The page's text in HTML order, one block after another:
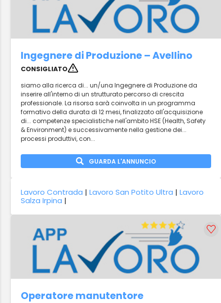
Ingegnere di Produzione – Avellino
CONSIGLIATO
siamo alla ricerca di... un/una Ingegnere di Produzione da
inserire all'interno di un strutturato percorso di crescita
professionale. La risorsa sarà coinvolta in un programma
formativo della durata di 12 mesi, finalizzato all'acquisizione
di... competenze specialistiche nell'ambito HSE (Health, Safety
& Environment) e successivamente nella gestione dei...
processi produttivi, con...
GUARDA L'ANNUNCIO
Lavoro Contrada |Lavoro San Potito Ultra |Lavoro
Salza Irpina |
Operatore manutentore